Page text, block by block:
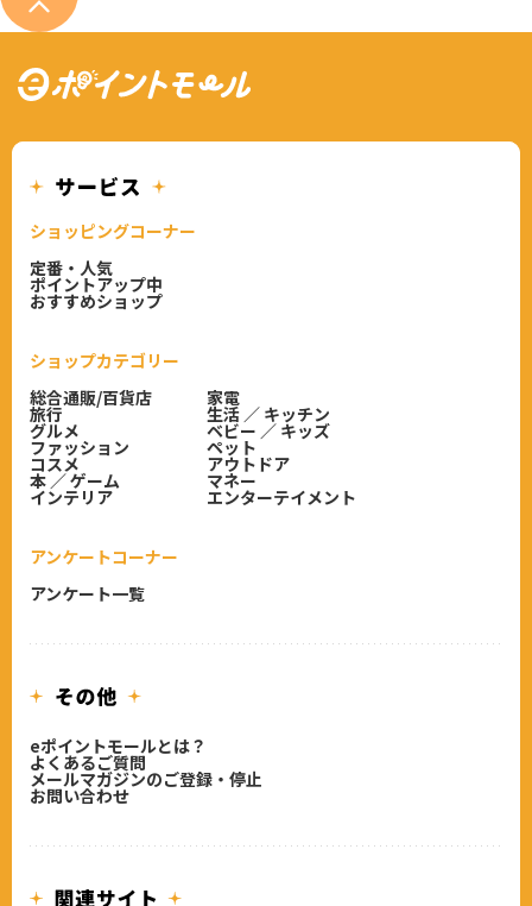
ショッピングコーナー
定番・人気
ポイントアップ中
おすすめショップ
アンケートコーナー
アンケート一覧
ショップカテゴリー
総合通販/百貨店
旅行
グルメ
ファッション
コスメ
本 ／ ゲーム
インテリア
家電
生活 ／ キッチン
ベビー ／ キッズ
ペット
アウトドア
マネー
エンターテイメント
eポイントモールとは？
よくあるご質問
メールマガジンのご登録・停止
お問い合わせ